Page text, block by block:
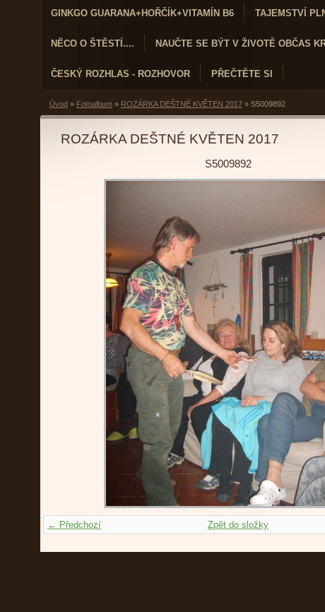
GINKGO GUARANA+HOŘČÍK+VITAMÍN B6 TAJEMSTVÍ
NĚCO O ŠTĚSTÍ.... NAUČTE SE BÝT V ŽIVOTĚ OBČAS
ČESKÝ ROZHLAS - ROZHOVOR PŘEČTĚTE SI
Úvod » Fotoalbum » ROZÁRKA DEŠTNÉ KVĚTEN 2017 » S5009892
ROZÁRKA DEŠTNÉ KVĚTEN 2017
S5009892
← Předchozí Zpět do složky